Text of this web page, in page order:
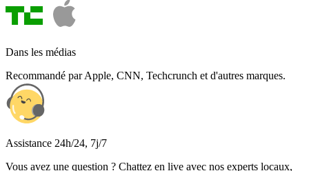
Dans les médias
Recommandé par Apple, CNN, Techcrunch et d'autres marques.
Assistance 24h/24, 7j/7
Vous avez une question ? Chattez en live avec nos experts locaux,